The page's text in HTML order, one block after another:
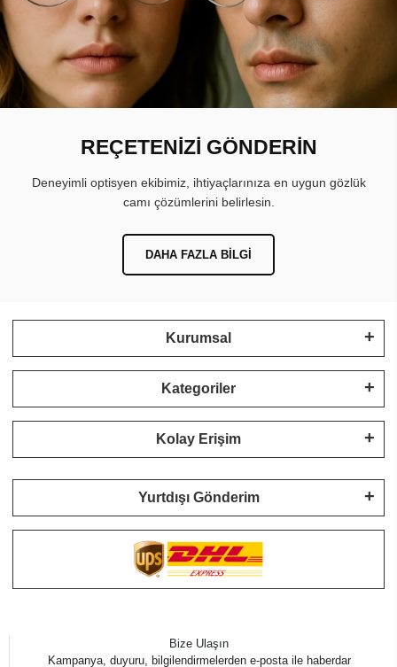
REÇETENİZİ GÖNDERİN
Deneyimli optisyen ekibimiz, ihtiyaçlarınıza en uygun gözlük
camı çözümlerini belirlesin.
DAHA FAZLA BILGI
Kurumsal
Kategoriler
Kolay Erişim
Yurtdışı Gönderim
Bize Ulaşın
Kampanya, duyuru, bilgilendirmelerden e-posta ile haberdar